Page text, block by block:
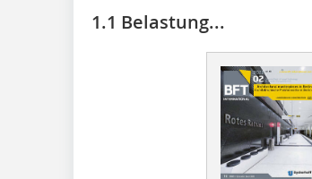
1.1 Belastung...